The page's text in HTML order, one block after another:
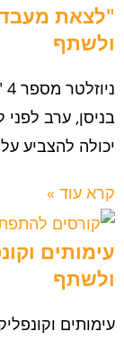
"לצאת
ולשתף
בניסן, ערב
יכולה להצביע
קרא עוד »
עימותים
ולשתף
עימותים